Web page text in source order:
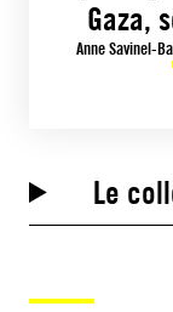
Gaza,
Anne Savinel-
Le